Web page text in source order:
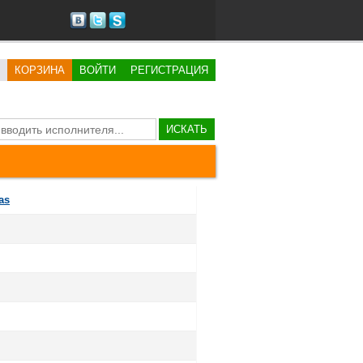
КОРЗИНА ВОЙТИ РЕГИСТРАЦИЯ
ИСКАТЬ